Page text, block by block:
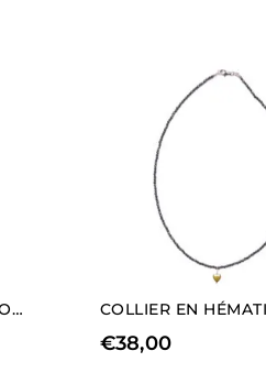
COLLIER EN HÉMATITE RHODIÉE AVEC CHARMS EN FORME DE CŒUR
€38,00